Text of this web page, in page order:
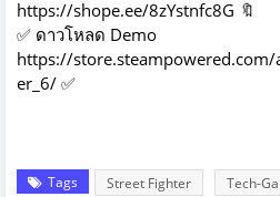
https://shope.ee/8zYstnfc8G 🔖
✅ ดาวโหลด Demo
https://
er_6/ ✅
Tags Street Fighter Tech-